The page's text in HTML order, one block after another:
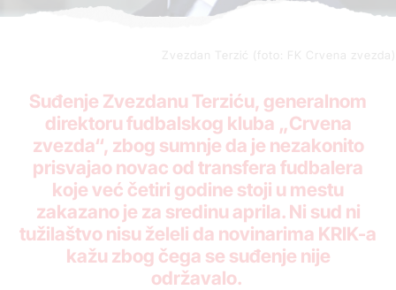
Zvezdan Terzić (foto: FK Crvena zvezda)
Suđenje Zvezdanu Terziću, generalnom
direktoru fudbalskog kluba „Crvena
zvezda“, zbog sumnje da je nezakonito
prisvajao novac od transfera fudbalera
koje već četiri godine stoji u mestu
zakazano je za sredinu aprila. Ni sud ni
tužilaštvo nisu želeli da novinarima KRIK-a
kažu zbog čega se suđenje nije
održavalo.